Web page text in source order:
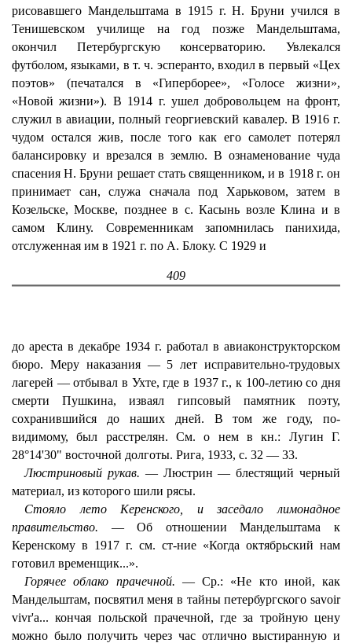
рисовавшего Мандельштама в 1915 г. Н. Бруни учился в
Тенишевском училище на год позже Мандельштама,
окончил Петербургскую консерваторию. Увлекался
футболом, языками, в т. ч. эсперанто, входил в первый «Цех
поэтов» (печатался в «Гиперборее», «Голосе жизни»,
«Новой жизни»). В 1914 г. ушел добровольцем на фронт,
служил в авиации, полный георгиевский кавалер. В 1916 г.
чудом остался жив, после того как его самолет потерял
балансировку и врезался в землю. В ознаменование чуда
спасения Н. Бруни решает стать священником, и в 1918 г. он
принимает сан, служа сначала под Харьковом, затем в
Козельске, Москве, позднее в с. Касынь возле Клина и в
самом Клину. Современникам запомнилась панихида,
отслуженная им в 1921 г. по А. Блоку. С 1929 и
409
до ареста в декабре 1934 г. работал в авиаконструкторском
бюро. Меру наказания — 5 лет исправительно-трудовых
лагерей — отбывал в Ухте, где в 1937 г., к 100-летию со дня
смерти Пушкина, изваял гипсовый памятник поэту,
сохранившийся до наших дней. В том же году, по-
видимому, был расстрелян. См. о нем в кн.: Лугин Г.
28°14'30" восточной долготы. Рига, 1933, с. 32 — 33.
Люстриновый рукав. — Люстрин — блестящий черный
материал, из которого шили рясы.
Стояло лето Керенского, и заседало лимонадное
правительство. — Об отношении Мандельштама к
Керенскому в 1917 г. см. ст-ние «Когда октябрьский нам
готовил временщик...».
Горячее облако прачечной. — Ср.: «Не кто иной, как
Мандельштам, посвятил меня в тайны петербургского savoir
vivr'a... кончая польской прачечной, где за тройную цену
можно было получить через час отлично выстиранную и